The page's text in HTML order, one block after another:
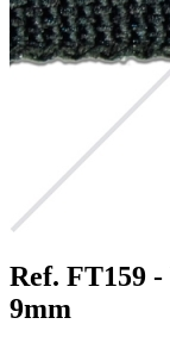
Ref. FT159
9mm